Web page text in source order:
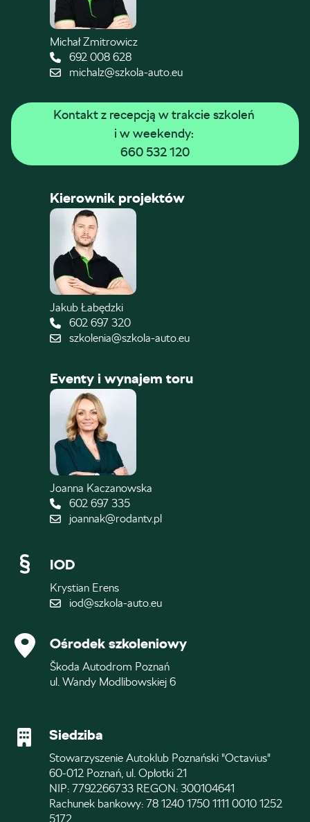
Michał Zmitrowicz
692 008 628
michalz@szkola-auto.eu
Kontakt z recepcją w trakcie szkoleń
i w weekendy:
660 532 120
Kierownik projektów
Jakub Łabędzki
602 697 320
szkolenia@szkola-auto.eu
Eventy i wynajem toru
Joanna Kaczanowska
602 697 335
joannak@rodantv.pl
IOD
Krystian Erens
iod@szkola-auto.eu
Ośrodek szkoleniowy
Škoda Autodrom Poznań
ul. Wandy Modlibowskiej 6
Siedziba
Stowarzyszenie Autoklub Poznański "Octavius"
60-012 Poznań, ul. Opłotki 21
NIP: 7792266733 REGON: 300104641
Rachunek bankowy: 78 1240 1750 1111 0010 1252
5172